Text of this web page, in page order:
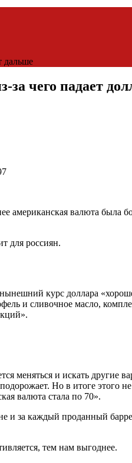
дальше
чего падает
американская валюта была
для россиян.
курс доллара
и сливочное масло,
и искать другие
Но в итоге этого
валюта стала по 70».
за каждый проданный
тем нам выгоднее.